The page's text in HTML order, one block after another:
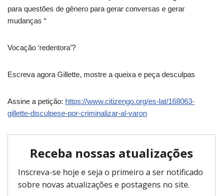
para questões de gênero para gerar conversas e gerar
mudanças “
Vocação ‘redentora’?
Escreva agora Gillette, mostre a queixa e peça desculpas
Assine a petição: https://www.citizengo.org/es-lat/168063-
gillette-disculpese-por-criminalizar-al-varon